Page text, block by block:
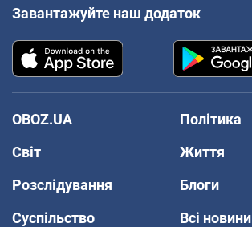
Завантажуйте наш додаток
OBOZ.UA
Політика
Світ
Життя
Розслідування
Блоги
Суспільство
Всі новини